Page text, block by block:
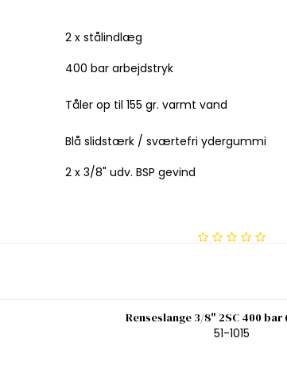
2 x stålindlæg
400 bar arbejdstryk
Tåler op til 155 gr. varmt vand
Blå slidstærk / sværtefri ydergummi
2 x 3/8" udv. BSP gevind
Renseslange 3/8" 2SC 400 bar
51-1015